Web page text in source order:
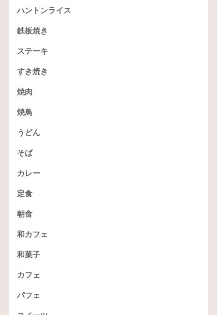
ハントンライス
鉄板焼き
ステーキ
すき焼き
焼肉
焼鳥
うどん
そば
カレー
定食
朝食
和カフェ
和菓子
カフェ
パフェ